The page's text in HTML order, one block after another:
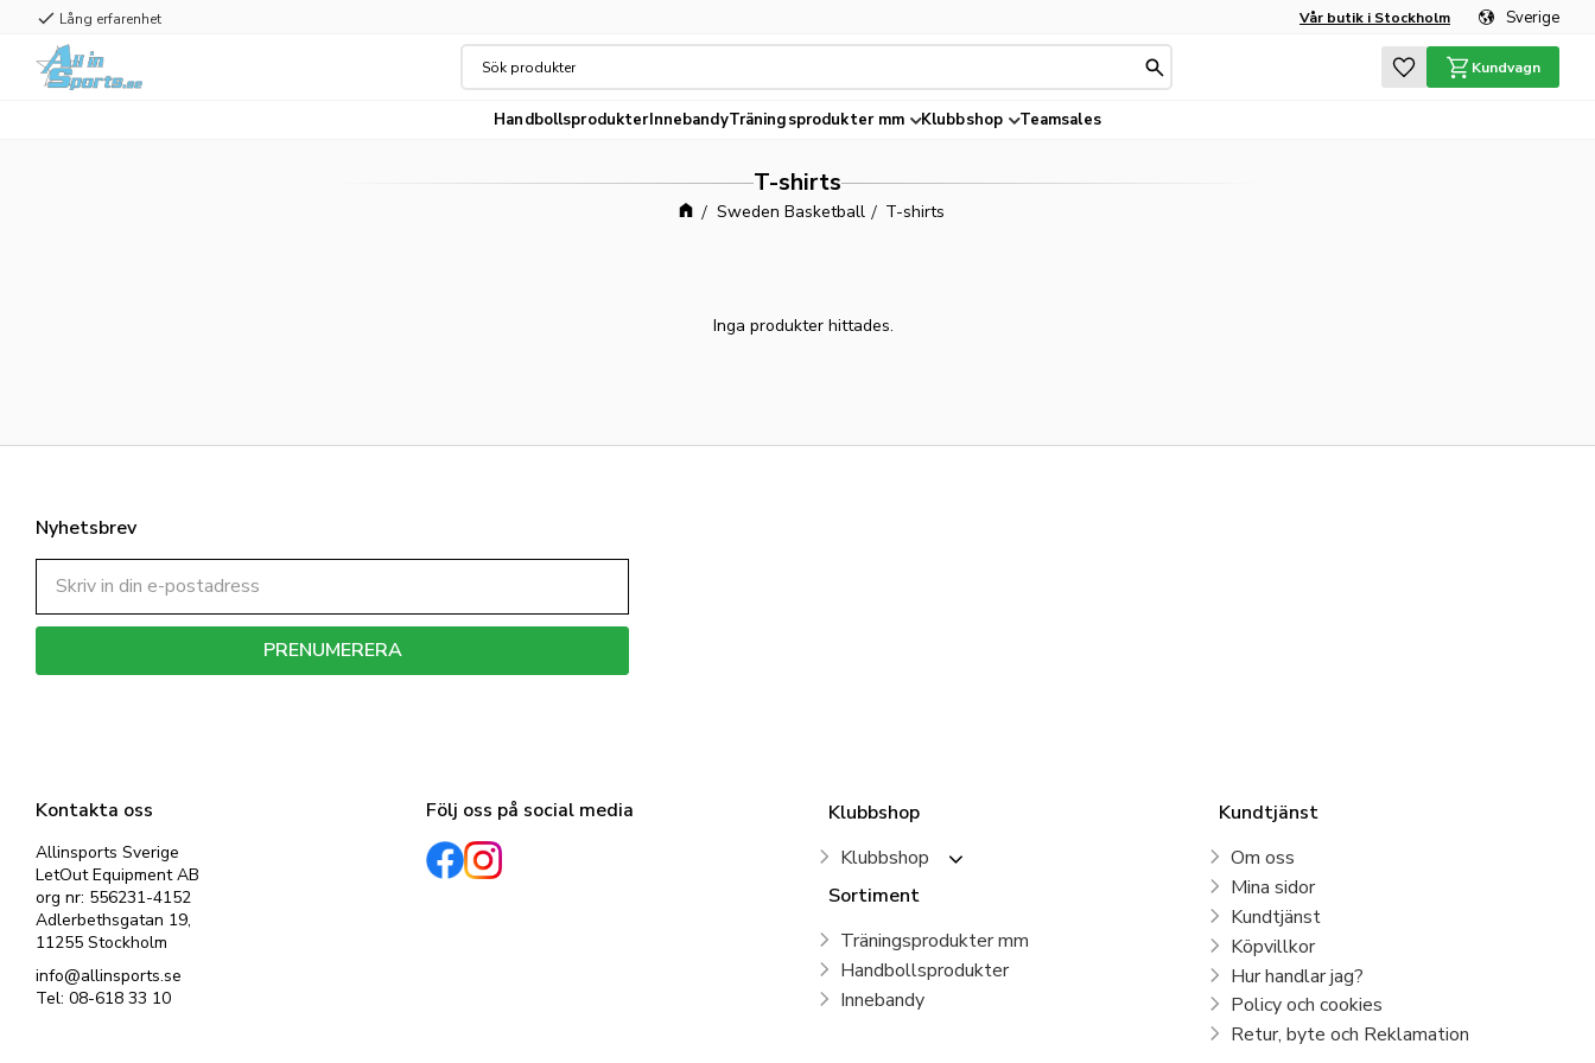
check Lång erfarenhet Vår butik i Stockholm Sverige
Favoriter
Kundvagn
HandbollsprodukterInnebandyTräningsprodukter mm Klubbshop Teamsales
T-shirts
Sweden Basketball T-shirts
Inga produkter hittades.
Kontakta oss
Allinsports Sverige
LetOut Equipment AB
org nr: 556231-4152
Adlerbethsgatan 19,
11255 Stockholm
info@allinsports.se
Tel: 08-618 33 10
Följ oss på social media
Klubbshop
Klubbshop
Sortiment
Träningsprodukter mm
Handbollsprodukter
Innebandy
Kundtjänst
Om oss
Mina sidor
Kundtjänst
Köpvillkor
Hur handlar jag?
Policy och cookies
Retur, byte och Reklamation
Nyhetsbrev
PRENUMERERA